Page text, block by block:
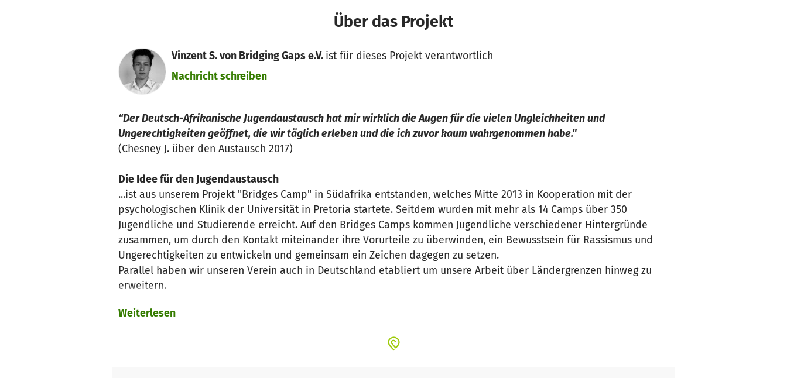
Über das Projekt
Vinzent S. von Bridging Gaps e.V. ist für dieses Projekt verantwortlich
Nachricht schreiben
“Der Deutsch-Afrikanische Jugendaustausch hat mir wirklich die Augen für die vielen Ungleichheiten und
Ungerechtigkeiten geöffnet, die wir täglich erleben und die ich zuvor kaum wahrgenommen habe."
(Chesney J. über den Austausch 2017)
Die Idee für den Jugendaustausch
...ist aus unserem Projekt "Bridges Camp" in Südafrika entstanden, welches Mitte 2013 in Kooperation mit der
psychologischen Klinik der Universität in Pretoria startete. Seitdem wurden mit mehr als 14 Camps über 350
Jugendliche und Studierende erreicht. Auf den Bridges Camps kommen Jugendliche verschiedener Hintergründe
zusammen, um durch den Kontakt miteinander ihre Vorurteile zu überwinden, ein Bewusstsein für Rassismus und
Ungerechtigkeiten zu entwickeln und gemeinsam ein Zeichen dagegen zu setzen.
Parallel haben wir unseren Verein auch in Deutschland etabliert um unsere Arbeit über Ländergrenzen hinweg zu
erweitern.
Der Jugendaustausch
dürfen, an dem 10 Jugendliche aus Deutschland und 10 Jugendliche aus Südafrika teilnehmen werden. Bereits
Weiterlesen